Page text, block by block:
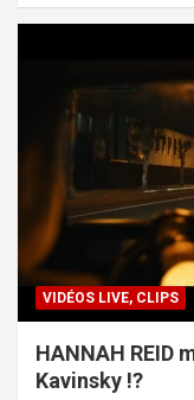
VIDÉOS LIVE, CLIPS
HANNAH REID
Kavinsky !?